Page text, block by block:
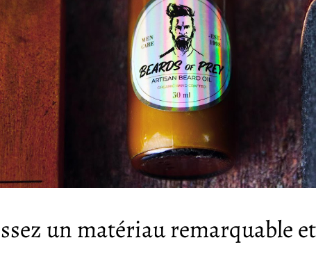
un matériau remarquable